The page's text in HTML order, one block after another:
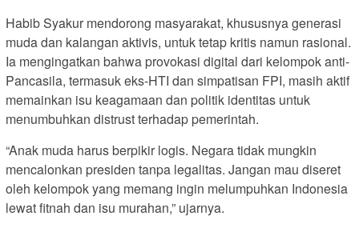
Habib Syakur mendorong masyarakat, khususnya generasi
muda dan kalangan aktivis, untuk tetap kritis namun rasional.
Ia mengingatkan bahwa provokasi digital dari kelompok anti-
Pancasila, termasuk eks-HTI dan simpatisan FPI, masih aktif
memainkan isu keagamaan dan politik identitas untuk
menumbuhkan distrust terhadap pemerintah.
“Anak muda harus berpikir logis. Negara tidak mungkin
mencalonkan presiden tanpa legalitas. Jangan mau diseret
oleh kelompok yang memang ingin melumpuhkan Indonesia
lewat fitnah dan isu murahan,” ujarnya.